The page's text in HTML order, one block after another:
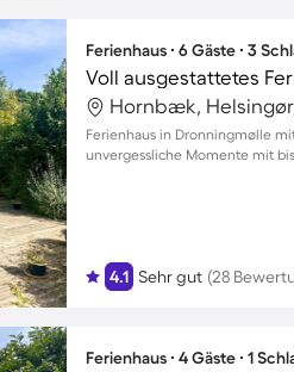
Ferienhaus ∙ 6 Gäste ∙ 3
Hornbæk,
Ferienhaus in Dronningmølle
unvergessliche Momente mit
4.1 Sehr gut (28
Ferienhaus ∙ 4 Gäste ∙ 1